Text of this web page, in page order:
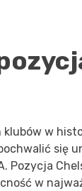
w
się
Pozycja
w